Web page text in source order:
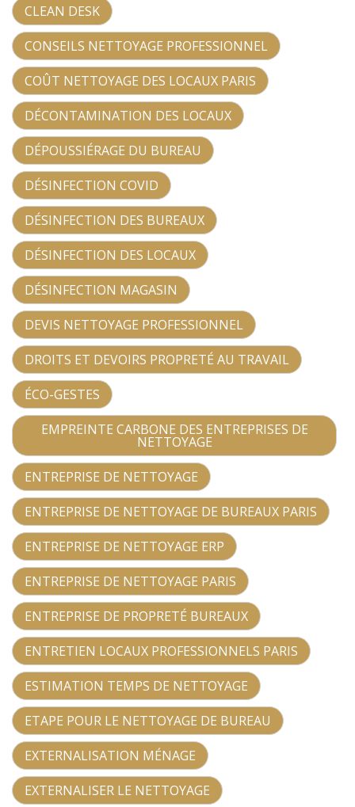
CLEAN DESK
CONSEILS NETTOYAGE PROFESSIONNEL
COÛT NETTOYAGE DES LOCAUX PARIS
DÉCONTAMINATION DES LOCAUX
DÉPOUSSIÉRAGE DU BUREAU
DÉSINFECTION COVID
DÉSINFECTION DES BUREAUX
DÉSINFECTION DES LOCAUX
DÉSINFECTION MAGASIN
DEVIS NETTOYAGE PROFESSIONNEL
DROITS ET DEVOIRS PROPRETÉ AU TRAVAIL
ÉCO-GESTES
EMPREINTE CARBONE DES ENTREPRISES DE
NETTOYAGE
ENTREPRISE DE NETTOYAGE
ENTREPRISE DE NETTOYAGE DE BUREAUX PARIS
ENTREPRISE DE NETTOYAGE ERP
ENTREPRISE DE NETTOYAGE PARIS
ENTREPRISE DE PROPRETÉ BUREAUX
ENTRETIEN LOCAUX PROFESSIONNELS PARIS
ESTIMATION TEMPS DE NETTOYAGE
ETAPE POUR LE NETTOYAGE DE BUREAU
EXTERNALISATION MÉNAGE
EXTERNALISER LE NETTOYAGE